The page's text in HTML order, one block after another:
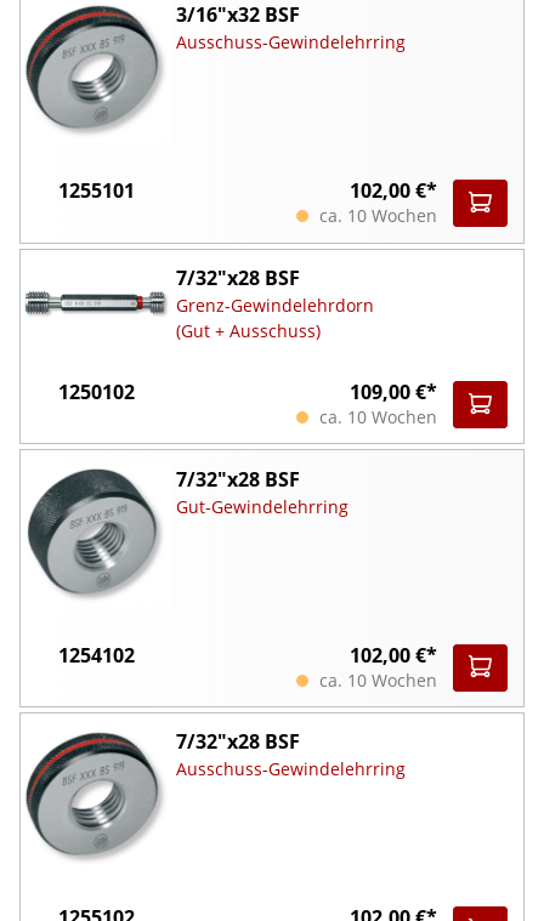
3/16"x32 BSF
Ausschuss-Gewindelehrring
1255101 102,00 €*
ca. 10 Wochen
7/32"x28 BSF
Grenz-Gewindelehrdorn
(Gut + Ausschuss)
1250102 109,00 €*
ca. 10 Wochen
7/32"x28 BSF
Gut-Gewindelehrring
1254102 102,00 €*
ca. 10 Wochen
7/32"x28 BSF
Ausschuss-Gewindelehrring